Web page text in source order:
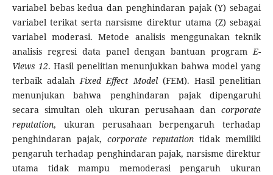
variabel bebas kedua dan penghindaran pajak (Y) sebagai
variabel terikat serta narsisme direktur utama (Z) sebagai
variabel moderasi. Metode analisis menggunakan teknik
analisis regresi data panel dengan bantuan programE-
Views 12. Hasil penelitian menunjukkan bahwa model yang
terbaik adalahFixed Effect Model (FEM). Hasil penelitian
menunjukan bahwa penghindaran pajak
dipengaruhi
secara simultan oleh ukuran perusahaan dancorporate
reputation,
ukuran perusahaan berpengaruh terhadap
penghindaran pajak, corporate reputation tidak memiliki
pengaruh terhadap penghindaran pajak, narsisme direktur
utama tidak mampu memoderasi pengaruh ukuran